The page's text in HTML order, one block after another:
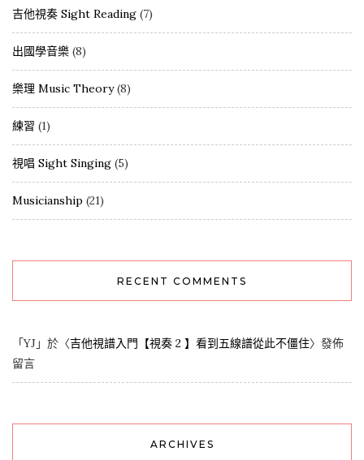
吉他視奏 Sight Reading (7)
出國學音樂 (8)
樂理 Music Theory(8)
練習 (1)
視唱 Sight Singing (5)
Musicianship (21)
RECENT COMMENTS
「YJ 」於〈吉他視譜入門【視奏 2 】看到五線譜從此不僵住〉發佈
留言
ARCHIVES